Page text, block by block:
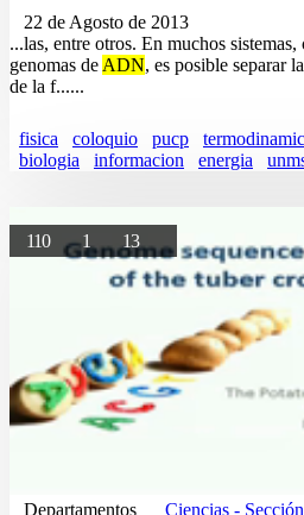
22 de Agosto de 2013
...las, entre otros. En muchos
genomas de ADN, es posible separar
de la f......
fisica coloquio pucp
biologia
informacion energia
110 1 13
Departamentos Ciencias -